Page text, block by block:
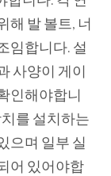
해 발 볼트, 너
임합니다. 설
사양이 게이
인해야합니
를 설치하는
으며 일부 실
어 있어야합